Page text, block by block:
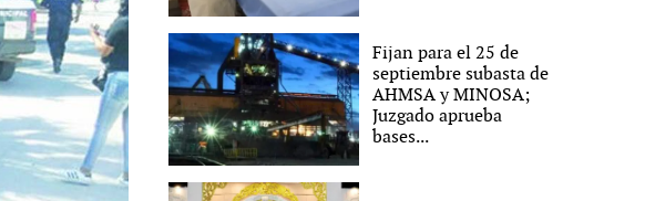
Fijan para el 25 de
septiembre subasta de
AHMSA y MINOSA;
Juzgado aprueba
bases...